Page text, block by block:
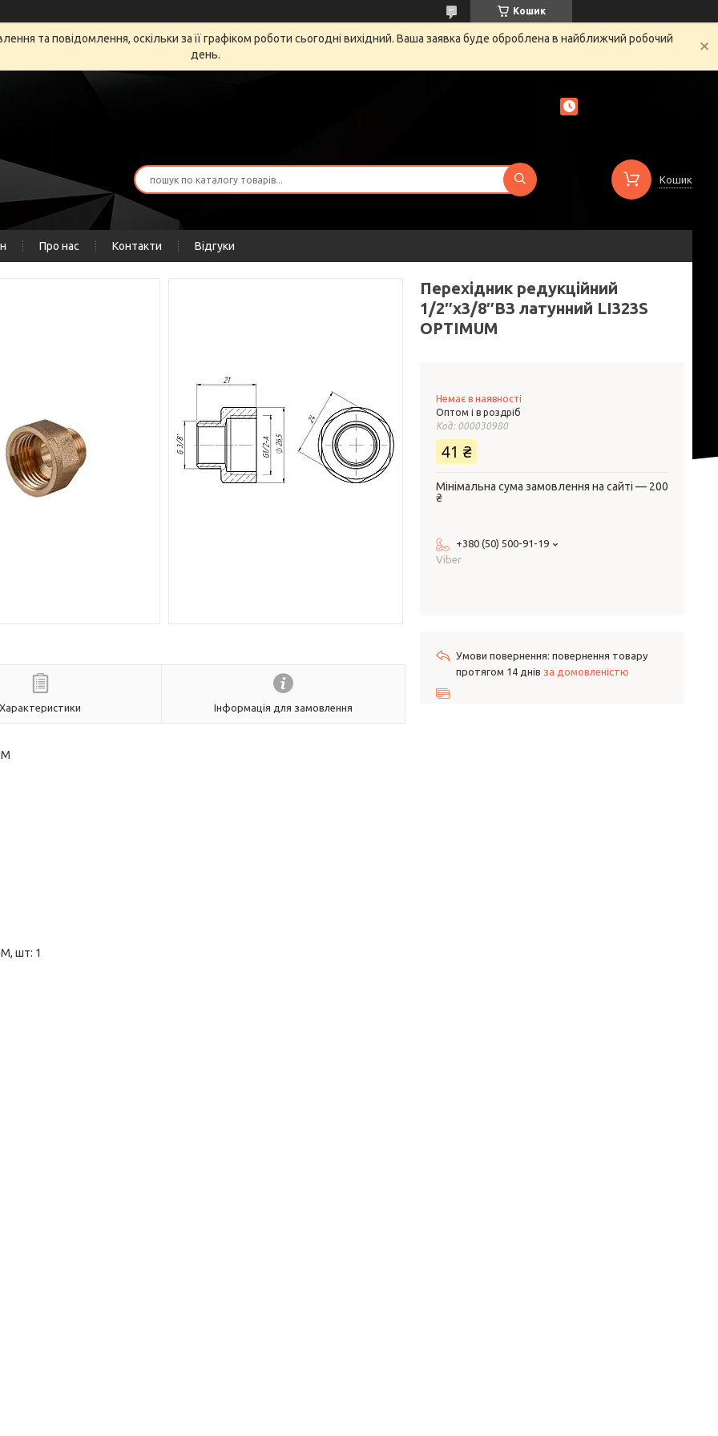
Кошик
та повідомлення, оскільки за її графіком роботи сьогодні вихідний. Ваша заявка буде оброблена в найближчий робочий
день.
Кошик
Про нас Контакти Відгуки
Характеристики Інформація для замовлення
шт: 1
Перехідник редукційний
1/2″х3/8″ВЗ латунний LI323S
OPTIMUM
Немає в наявності
Оптом і в роздріб
Код: 000030980
41 ₴
Мінімальна сума замовлення на сайті — 200
₴
+380 (50) 500-91-19
Viber
повернення товару
протягом 14 днів за домовленістю